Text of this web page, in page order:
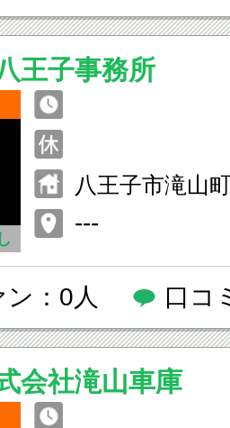
王子事務所
八王子市滝山
---
ン：0人 口コ
会社滝山車庫